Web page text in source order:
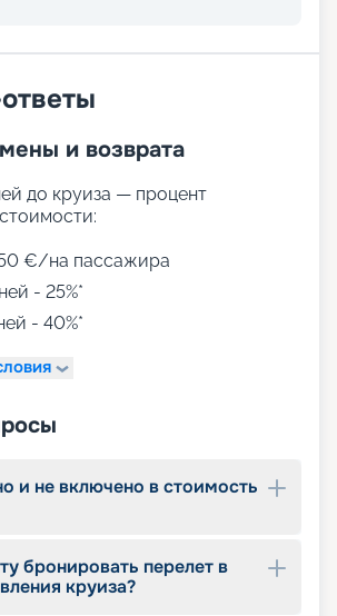
такие пространства:
комплекс только для взрослых)
игровыми зонами)
игровыми
3 водными горками с
реальности)
теннис
комплекс,
и возврата
до круиза — процент
€/на пассажира
- 25%*
- 40%*
и не включено в стоимость
бронировать перелет в
круиза?